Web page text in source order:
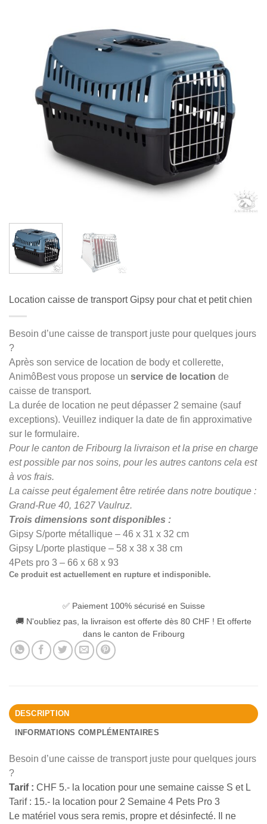
Location caisse de transport Gipsy pour chat et petit chien
Besoin d’une caisse de transport juste pour quelques jours
?
Après son service de location de body et collerette,
AnimôBest vous propose un service de location de
caisse de transport.
La durée de location ne peut dépasser 2 semaine (sauf
exceptions). Veuillez indiquer la date de fin approximative
sur le formulaire.
Pour le canton de Fribourg la livraison et la prise en charge
est possible par nos soins, pour les autres cantons cela est
à vos frais.
La caisse peut également être retirée dans notre boutique :
Grand-Rue 40, 1627 Vaulruz.
Trois dimensions sont disponibles :
Gipsy S/porte métallique – 46 x 31 x 32 cm
Gipsy L/porte plastique – 58 x 38 x 38 cm
4Pets pro 3 – 66 x 68 x 93
Ce produit est actuellement en rupture et indisponible.
Alternative:
✅ Paiement 100% sécurisé en Suisse
🚚 N'oubliez pas, la livraison est offerte dès 80 CHF ! Et offerte
dans le canton de Fribourg
DESCRIPTION
INFORMATIONS COMPLÉMENTAIRES
Besoin d’une caisse de transport juste pour quelques jours
?
Tarif : CHF 5.- la location pour une semaine caisse S et L
Tarif : 15.- la location pour 2 Semaine 4 Pets Pro 3
Le matériel vous sera remis, propre et désinfecté. Il ne